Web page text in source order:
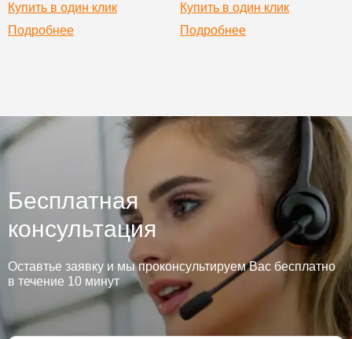
Купить в один клик
Подробнее
Купить в один клик
Подробнее
Бесплатная
консультация
Оставтье заявку и мы проконсультируем Вас бесплатно
в течение 10 минут